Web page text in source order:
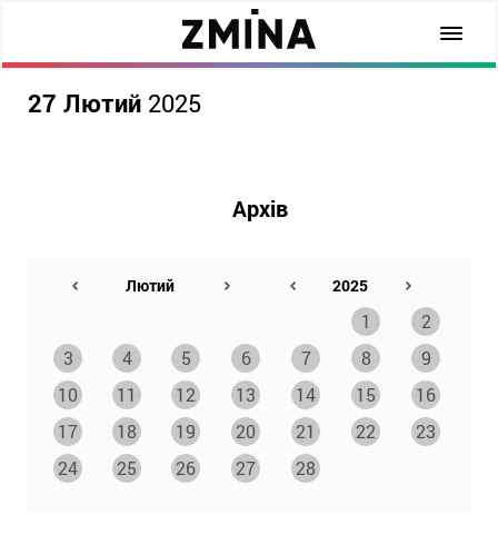
27 Лютий 2025
Архів
1
2
3
4 5 6 7 8
9
10
11 12 13 14 15
16
17
18 19 20 21 22
23
24
25 26 27 28